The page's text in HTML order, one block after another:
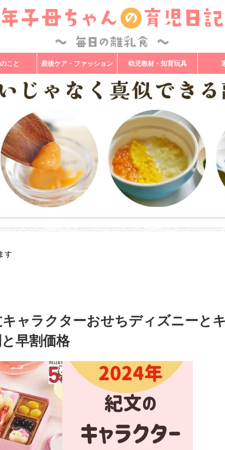
こと 産後ケア・ファッション 幼児教材・知育玩具
す
ャラクターおせちディズニーと
早割価格